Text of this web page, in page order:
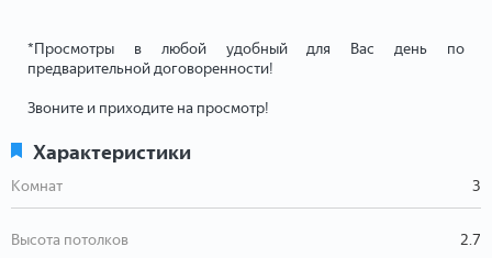
*Просмотры в любой удобный для Вас день по
предварительной договоренности!
Звоните и приходите на просмотр!
Характеристики
Комнат 3
Высота потолков 2.7